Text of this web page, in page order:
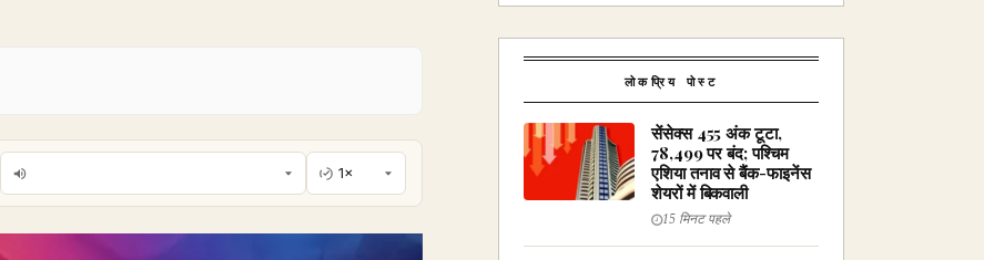
लोकप्रिय पोस्ट
सेंसेक्स 455 अंक टूटा,
78,499 पर बंद; पश्चिम
एशिया तनाव से बैंक-फाइनेंस
शेयरों में बिकवाली
15 मिनट पहले